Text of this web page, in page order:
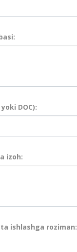
DOC):
izoh:
ishlashga roziman: